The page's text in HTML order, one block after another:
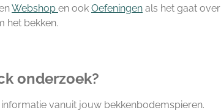
Webshop en ook Oefeningen als het gaat over
het bekken.
onderzoek?
vanuit jouw bekkenbodemspieren.